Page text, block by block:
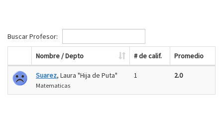
Buscar Profesor:
Nombre / Depto # de calif. Promedio
Suarez, Laura "Hija de Puta"
Matematicas
1 2.0